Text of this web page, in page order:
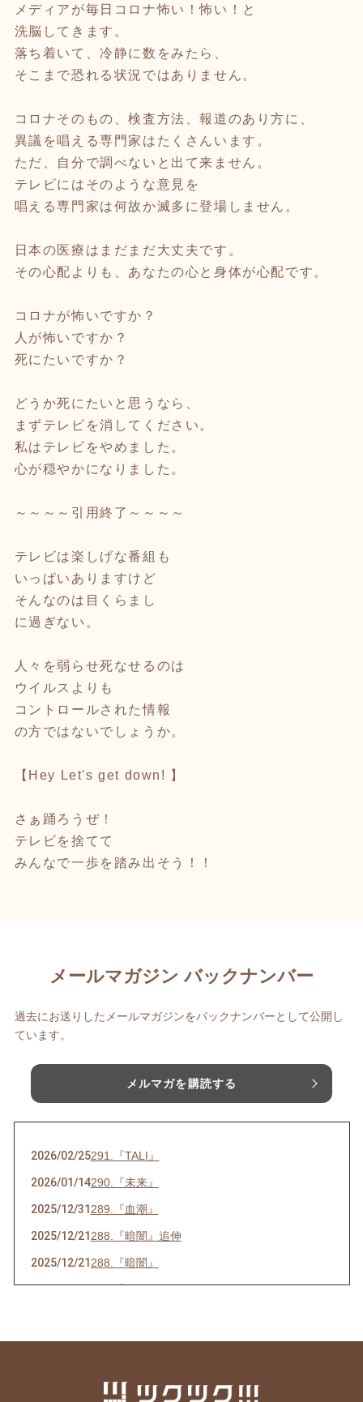
メディアが毎日コロナ怖い！怖い！と
洗脳してきます。
落ち着いて、冷静に数をみたら、
そこまで恐れる状況ではありません。
コロナそのもの、検査方法、報道のあり方に、
異議を唱える専門家はたくさんいます。
ただ、自分で調べないと出て来ません。
テレビにはそのような意見を
唱える専門家は何故か滅多に登場しません。
日本の医療はまだまだ大丈夫です。
その心配よりも、あなたの心と身体が心配です。
コロナが怖いですか？
人が怖いですか？
死にたいですか？
どうか死にたいと思うなら、
まずテレビを消してください。
私はテレビをやめました。
心が穏やかになりました。
～～～～引用終了～～～～
テレビは楽しげな番組も
いっぱいありますけど
そんなのは目くらまし
に過ぎない。
人々を弱らせ死なせるのは
ウイルスよりも
コントロールされた情報
の方ではないでしょうか。
【Hey Let's get down! 】
さぁ踊ろうぜ！
テレビを捨てて
みんなで一歩を踏み出そう！！
メールマガジン バックナンバー
過去にお送りしたメールマガジンをバックナンバーとして公開し
ています。
メルマガを購読する
2026/02/25291.『TALI』
2026/01/14290.『未来』
2025/12/31289.『血潮』
2025/12/21288.『暗闇』追伸
2025/12/21288.『暗闇』
2025/07/16286.『ネ申』
2025/05/28284.『東京』
282.『葛藤』